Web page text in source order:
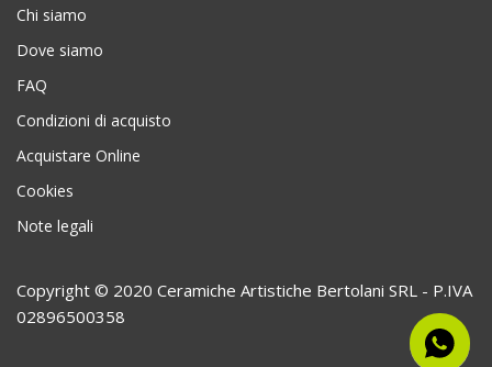
Chi siamo
Dove siamo
FAQ
Condizioni di acquisto
Acquistare Online
Cookies
Note legali
Copyright © 2020 Ceramiche Artistiche Bertolani SRL - P.IVA
02896500358